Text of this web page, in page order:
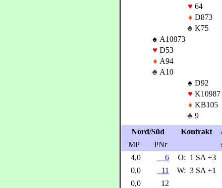
♥ 64
♦ D873
♣ K75
♠ A10873
♥ D53
♦ A94
♣ A10
♠ D92
♥ K10987
♦ KB105
♣ 9
Nord/Süd
Kontrakt
MP
PNr
4,0
6 O: 1 SA +3
0,0
11 W: 3 SA +1
0,0
12